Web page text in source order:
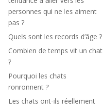
personnes qui ne les aiment
pas ?
Quels sont les records d’âge ?
Combien de temps vit un chat
?
Pourquoi les chats
ronronnent ?
Les chats ont-ils réellement